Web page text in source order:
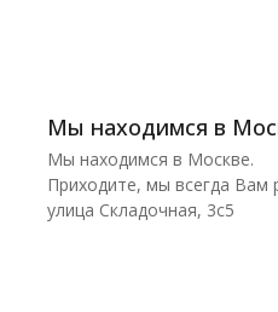
Мы находимся в
Мы находимся в Москве.
Приходите, мы всегда
улица Складочная, 3с5